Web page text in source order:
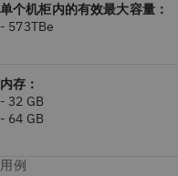
单个机柜内的有效最大容量：
- 573TBe
内存：
- 32 GB
- 64 GB
用例